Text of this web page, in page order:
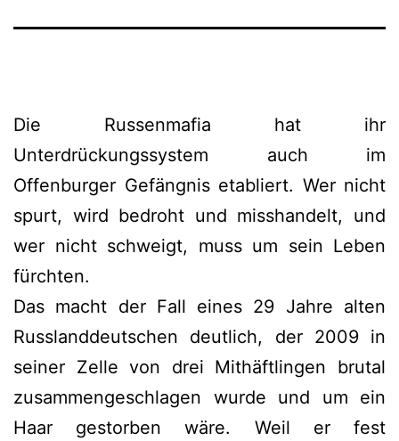
Die Russenmafia hat ihr
Unterdrückungssystem auch im
Offenburger Gefängnis etabliert. Wer nicht
spurt, wird bedroht und misshandelt, und
wer nicht schweigt, muss um sein Leben
fürchten.
Das macht der Fall eines 29 Jahre alten
Russlanddeutschen deutlich, der 2009 in
seiner Zelle von drei Mithäftlingen brutal
zusammengeschlagen wurde und um ein
Haar gestorben wäre. Weil er fest